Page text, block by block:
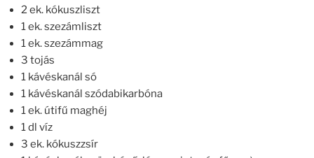
2 ek. kókuszliszt
1 ek. szezámliszt
1 ek. szezámmag
3 tojás
1 kávéskanál só
1 kávéskanál szódabikarbóna
1 ek. útifű maghéj
1 dl víz
3 ek. kókuszzsír